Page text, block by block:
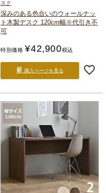
スク
深みのある色合いのウォールナッ
ト木製デスク 120cm幅※代引き不
可
特別価格 ¥42,900税込
購入ページを見る